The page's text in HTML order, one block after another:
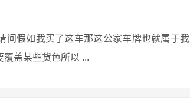
问假如我买了这车那这公家车牌也就属于我
盖某些货色所以 ...